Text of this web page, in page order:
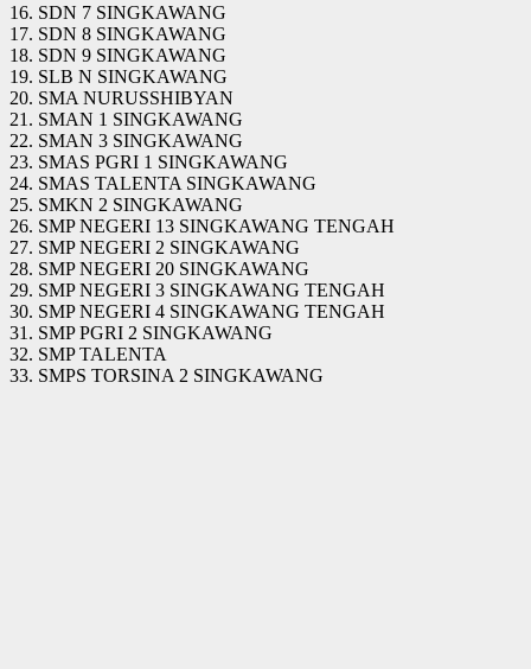
16. SDN 7 SINGKAWANG
17. SDN 8 SINGKAWANG
18. SDN 9 SINGKAWANG
19. SLB N SINGKAWANG
20. SMA NURUSSHIBYAN
21. SMAN 1 SINGKAWANG
22. SMAN 3 SINGKAWANG
23. SMAS PGRI 1 SINGKAWANG
24. SMAS TALENTA SINGKAWANG
25. SMKN 2 SINGKAWANG
26. SMP NEGERI 13 SINGKAWANG TENGAH
27. SMP NEGERI 2 SINGKAWANG
28. SMP NEGERI 20 SINGKAWANG
29. SMP NEGERI 3 SINGKAWANG TENGAH
30. SMP NEGERI 4 SINGKAWANG TENGAH
31. SMP PGRI 2 SINGKAWANG
32. SMP TALENTA
33. SMPS TORSINA 2 SINGKAWANG